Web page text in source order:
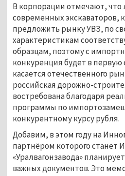
В корпорации отмечают, что
современных экскаваторов,
предложить рынку УВЗ, по
характеристикам
образцам, поэтому с
конкуренция будет в первую
касается отечественного
российская дорожно-
востребована благодаря
программы по
конкурентному курсу рубля.
Добавим, в этом году на
партнёром которого станет
«Уралвагонзавода»
важных документов. Это